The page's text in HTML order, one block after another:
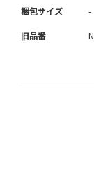
梱包サイズ -
旧品番